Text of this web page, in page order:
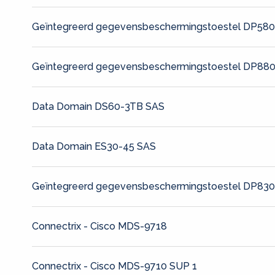
Geïntegreerd gegevensbeschermingstoestel
Geïntegreerd gegevensbeschermingstoestel
Data Domain DS60-3TB SAS
Data Domain ES30-45 SAS
Geïntegreerd gegevensbeschermingstoestel
Connectrix - Cisco MDS-9718
Connectrix - Cisco MDS-9710 SUP 1